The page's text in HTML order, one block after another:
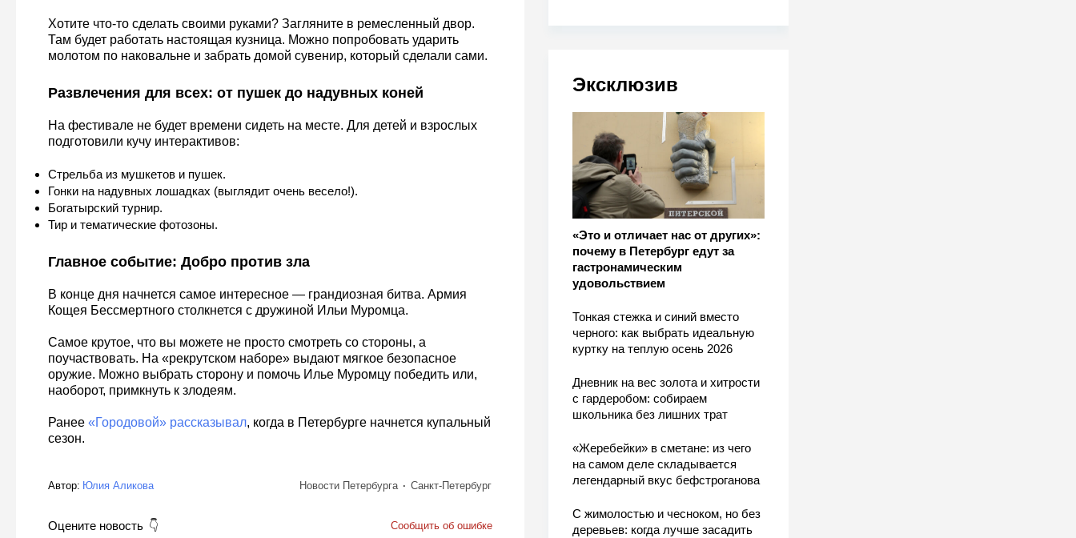
Эксклюзив
«Это и отличает нас от других»:
почему в Петербург едут за
гастронамическим
удовольствием
Тонкая стежка и синий вместо
черного: как выбрать идеальную
куртку на теплую осень 2026
Дневник на вес золота и хитрости
с гардеробом: собираем
школьника без лишних трат
«Жеребейки» в сметане: из чего
на самом деле складывается
легендарный вкус бефстроганова
С жимолостью и чесноком, но без
деревьев: когда лучше засадить
Хотите что-то сделать своими руками? Загляните в ремесленный двор.
Там будет работать настоящая кузница. Можно попробовать ударить
молотом по наковальне и забрать домой сувенир, который сделали сами.
Развлечения для всех: от пушек до надувных коней
На фестивале не будет времени сидеть на месте. Для детей и взрослых
подготовили кучу интерактивов:
Стрельба из мушкетов и пушек.
Гонки на надувных лошадках (выглядит очень весело!).
Богатырский турнир.
Тир и тематические фотозоны.
Главное событие: Добро против зла
В конце дня начнется самое интересное — грандиозная битва. Армия
Кощея Бессмертного столкнется с дружиной Ильи Муромца.
Самое крутое, что вы можете не просто смотреть со стороны, а
поучаствовать. На «рекрутском наборе» выдают мягкое безопасное
оружие. Можно выбрать сторону и помочь Илье Муромцу победить или,
наоборот, примкнуть к злодеям.
Ранее «Городовой» рассказывал, когда в Петербурге начнется купальный
сезон.
Автор: Юлия Аликова Новости Петербурга Санкт-Петербург
Оцените новость Сообщить об ошибке